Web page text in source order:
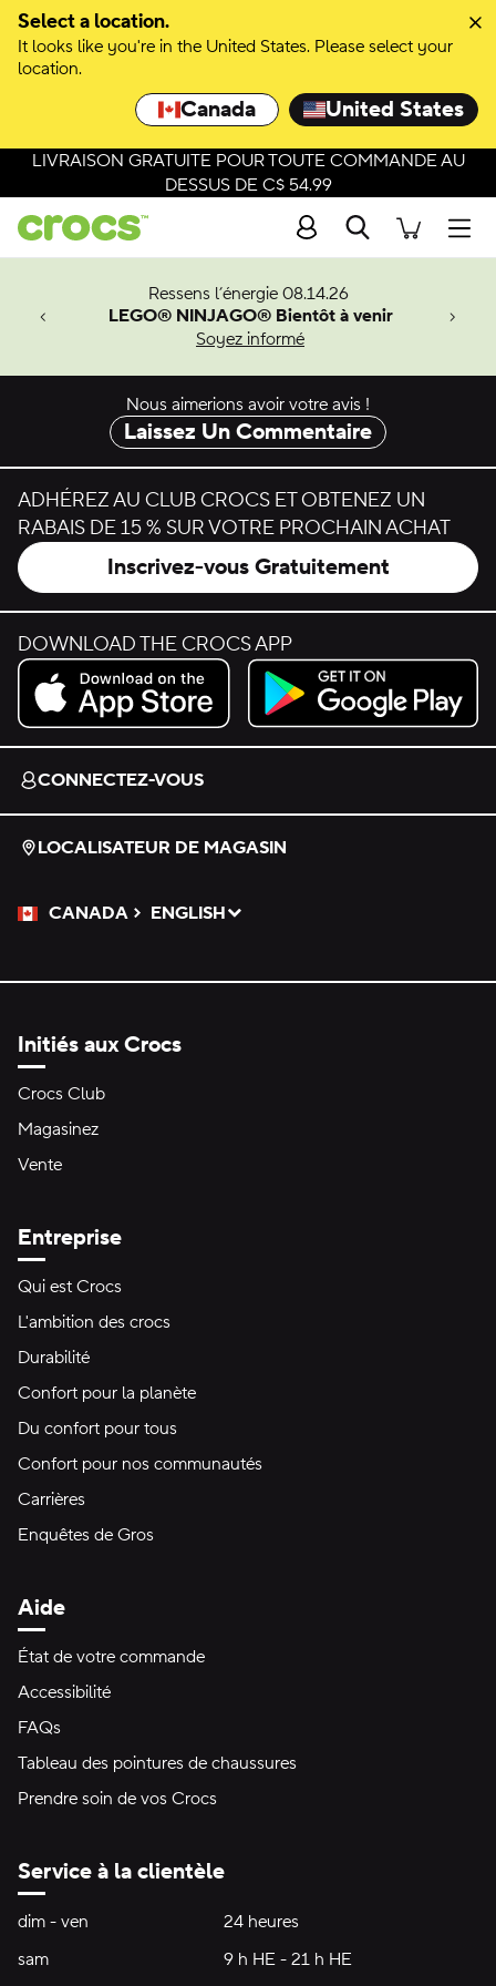
Select a location.
It looks like you're in the United States. Please select your
location.
Canada United States
Passer à la sélection de couleurs
Passer aux détails du produit
LIVRAISON GRATUITE POUR TOUTE COMMANDE AU
DESSUS DE C$ 54.99
Recherche
Ressens l’énergie 08.14.26
LEGO® NINJAGO® Bientôt à venir
Soyez informé
Man.
Nous aimerions avoir votre avis !
Laissez Un Commentaire
ADHÉREZ AU CLUB CROCS ET OBTENEZ UN
RABAIS DE 15 % SUR VOTRE PROCHAIN ACHAT
Inscrivez-vous Gratuitement
DOWNLOAD THE CROCS APP
Download on the App Store.
Get it on Google Play.
CONNECTEZ-VOUS
LOCALISATEUR DE MAGASIN
CANADA
Veuillez sélectionner une langue
ENGLISH
Sélectionné
Initiés aux Crocs
Crocs Club
Magasinez
Vente
Entreprise
Qui est Crocs
L'ambition des crocs
Durabilité
Confort pour la planète
Du confort pour tous
Confort pour nos communautés
Carrières
Enquêtes de Gros
Aide
État de votre commande
Accessibilité
FAQs
Tableau des pointures de chaussures
Prendre soin de vos Crocs
Service à la clientèle
Heures d'ouverture:
dim - ven dimanche à vendredi24 heures24 heures
sam
9 h HE - 21 h HE9 h HE - 21 h HE